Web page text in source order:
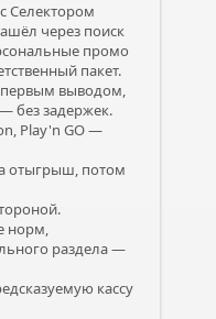
Селектором
через поиск
промо
пакет.
выводом,
без задержек.
Play'n GO —
отыгрыш, потом
норм,
раздела —
кассу